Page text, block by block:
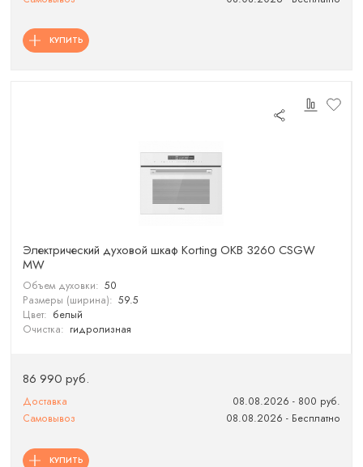
КУПИТЬ
Электрический духовой шкаф Korting OKB 3260 CSGW
MW
Объем духовки: 50
Размеры (ширина): 59.5
Цвет: белый
Очистка: гидролизная
86 990 руб.
Доставка
08.08.2026 - 800 руб.
Самовывоз
08.08.2026 - Бесплатно
КУПИТЬ